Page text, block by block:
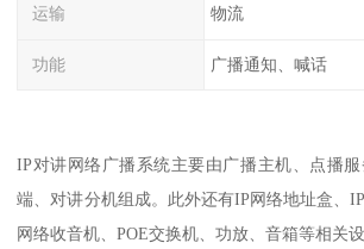
运输 物流
功能 广播通知、喊话
IP对讲网络广播系统主要由广播主机、点播
端、对讲分机组成。此外还有IP网络地址盒、
网络收音机、POE交换机、功放、音箱等相关设